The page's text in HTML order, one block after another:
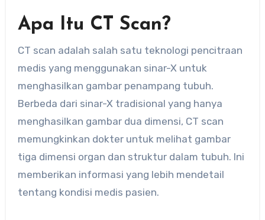
Apa Itu CT Scan?
CT scan adalah salah satu teknologi pencitraan
medis yang menggunakan sinar-X untuk
menghasilkan gambar penampang tubuh.
Berbeda dari sinar-X tradisional yang hanya
menghasilkan gambar dua dimensi, CT scan
memungkinkan dokter untuk melihat gambar
tiga dimensi organ dan struktur dalam tubuh. Ini
memberikan informasi yang lebih mendetail
tentang kondisi medis pasien.